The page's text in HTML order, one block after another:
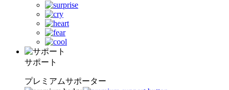
サポート
プレミアムサポーター